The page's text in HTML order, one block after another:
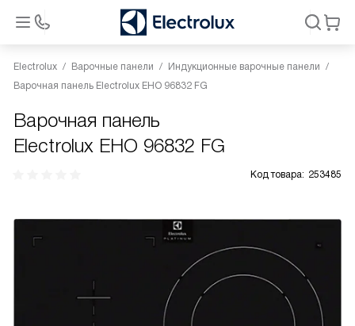
Electrolux Варочные панели
Индукционные варочные панели
Варочная панель Electrolux EHO 96832 FG
Варочная панель
Electrolux EHO 96832 FG
Код товара: 253485